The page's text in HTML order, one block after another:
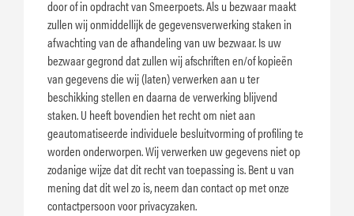
door of in opdracht van Smeerpoets. Als u bezwaar maakt
zullen wij onmiddellijk de gegevensverwerking staken in
afwachting van de afhandeling van uw bezwaar. Is uw
bezwaar gegrond dat zullen wij afschriften en/of kopieën
van gegevens die wij (laten) verwerken aan u ter
beschikking stellen en daarna de verwerking blijvend
staken. U heeft bovendien het recht om niet aan
geautomatiseerde individuele besluitvorming of profiling te
worden onderworpen. Wij verwerken uw gegevens niet op
zodanige wijze dat dit recht van toepassing is. Bent u van
mening dat dit wel zo is, neem dan contact op met onze
contactpersoon voor privacyzaken.